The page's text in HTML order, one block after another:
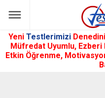
Yeni Testlerimizi
Müfredat Uyumlu, Ezberi
Etkin Öğrenme,